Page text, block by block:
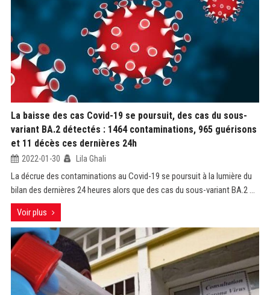
La baisse des cas Covid-19 se poursuit, des cas du sous-
variant BA.2 détectés : 1464 contaminations, 965 guérisons
et 11 décès ces dernières 24h
2022-01-30 Lila Ghali
La décrue des contaminations au Covid-19 se poursuit à la lumière du
bilan des dernières 24 heures alors que des cas du sous-variant BA.2 ...
Voir plus